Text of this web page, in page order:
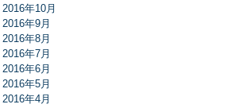
2016年10月
2016年9月
2016年8月
2016年7月
2016年6月
2016年5月
2016年4月